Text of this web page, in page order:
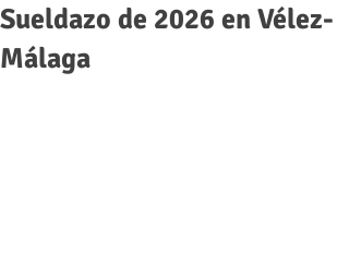
Sueldazo de 2026 en Vélez-
Málaga